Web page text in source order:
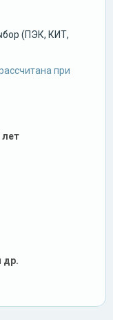
(ПЭК, КИТ,
при
лет
др.